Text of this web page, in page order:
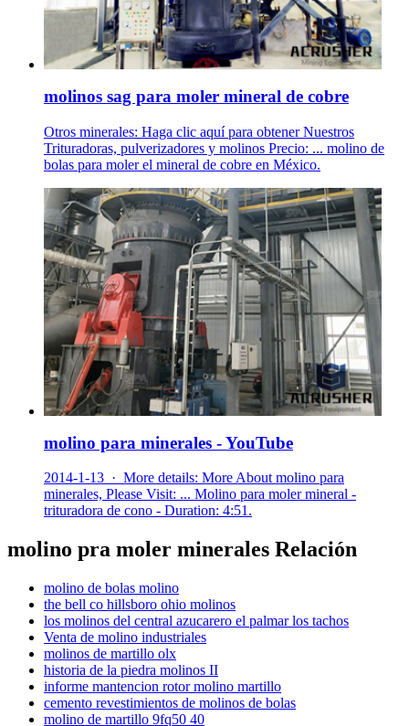
molinos sag para moler mineral de cobre
Otros minerales: Haga clic aquí para obtener Nuestros
Trituradoras, pulverizadores y molinos Precio: ... molino de
bolas para moler el mineral de cobre en México.
molino para minerales - YouTube
2014-1-13 · More details: More About molino para
minerales, Please Visit: ... Molino para moler mineral -
trituradora de cono - Duration: 4:51.
molino pra moler minerales Relación
molino de bolas molino
the bell co hillsboro ohio molinos
los molinos del central azucarero el palmar los tachos
Venta de molino industriales
molinos de martillo olx
historia de la piedra molinos II
informe mantencion rotor molino martillo
cemento revestimientos de molinos de bolas
molino de martillo 9fq50 40